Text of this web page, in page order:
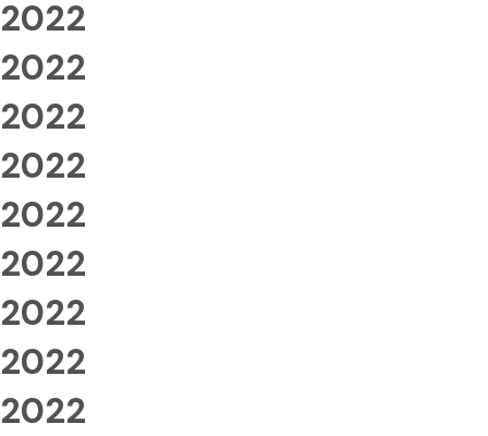
2022
2022
2022
2022
2022
2022
2022
2022
2022